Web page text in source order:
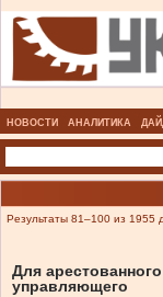
НОВОСТИ АНАЛИТИКА
Результаты 81–100 из 1955
Для
управляющего